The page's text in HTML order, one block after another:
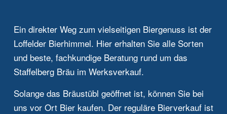
Ein direkter Weg zum vielseitigen Biergenuss ist der
Loffelder Bierhimmel. Hier erhalten Sie alle Sorten
und beste, fachkundige Beratung rund um das
Staffelberg Bräu im Werksverkauf.
Solange das Bräustübl geöffnet ist, können Sie bei
uns vor Ort Bier kaufen. Der reguläre Bierverkauf ist